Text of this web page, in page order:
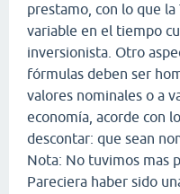
prestamo, con lo que
variable en el tiempo
inversionista. Otro
fórmulas deben ser
valores nominales o a
economía, acorde con
descontar: que sean
Nota: No tuvimos mas
Pareciera haber sido